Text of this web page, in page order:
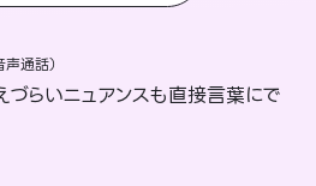
通話）
らいニュアンスも直接言葉にで